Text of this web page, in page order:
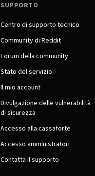
SUPPORTO
Centro di supporto tecnico
Community di Reddit
Forum della community
Stato del servizio
Il mio account
Divulgazione delle vulnerabilità
di sicurezza
Accesso alla cassaforte
Accesso amministratori
Contatta il supporto